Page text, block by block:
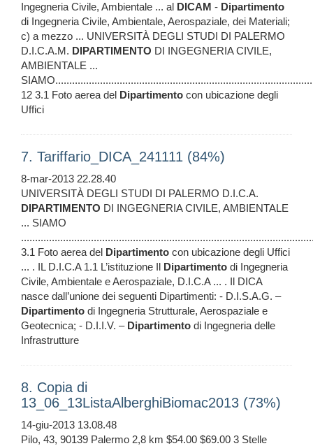
Ingegneria Civile, Ambientale ... al DICAM - Dipartimento
di Ingegneria Civile, Ambientale, Aerospaziale, dei Materiali;
c) a mezzo ... UNIVERSITÀ DEGLI STUDI DI PALERMO
D.I.C.A.M. DIPARTIMENTO DI INGEGNERIA CIVILE,
AMBIENTALE ...
12 3.1 Foto aerea del Dipartimento con ubicazione degli
Uffici
7. Tariffario_DICA_241111 (84%)
8-mar-2013 22.28.40
UNIVERSITÀ DEGLI STUDI DI PALERMO D.I.C.A.
DIPARTIMENTO DI INGEGNERIA CIVILE, AMBIENTALE
... SIAMO
3.1 Foto aerea del Dipartimento con ubicazione degli Uffici
... . IL D.I.C.A 1.1 L’istituzione Il Dipartimento di Ingegneria
Civile, Ambientale e Aerospaziale, D.I.C.A ... . Il DICA
nasce dall’unione dei seguenti Dipartimenti: - D.I.S.A.G. –
Dipartimento di Ingegneria Strutturale, Aerospaziale e
Geotecnica; - D.I.I.V. – Dipartimento di Ingegneria delle
Infrastrutture
8. Copia di
13_06_13ListaAlberghiBiomac2013 (73%)
14-giu-2013 13.08.48
Pilo, 43, 90139 Palermo 2,8 km $54.00 $69.00 3 Stelle